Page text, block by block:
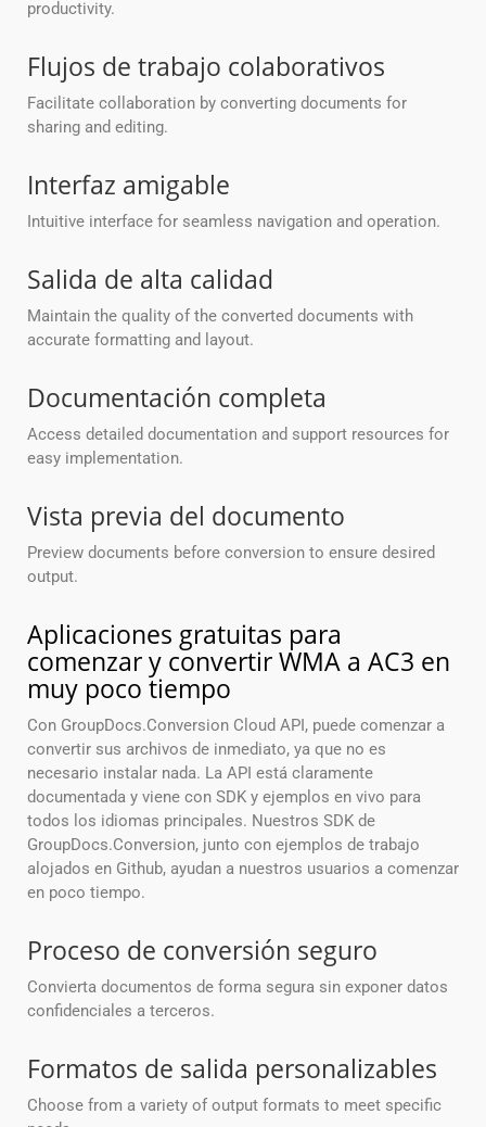
productivity.
Flujos de trabajo colaborativos
Facilitate collaboration by converting documents for
sharing and editing.
Interfaz amigable
Intuitive interface for seamless navigation and operation.
Salida de alta calidad
Maintain the quality of the converted documents with
accurate formatting and layout.
Documentación completa
Access detailed documentation and support resources for
easy implementation.
Vista previa del documento
Preview documents before conversion to ensure desired
output.
Aplicaciones gratuitas para
comenzar y convertir WMA a AC3 en
muy poco tiempo
Con GroupDocs.Conversion Cloud API, puede comenzar a
convertir sus archivos de inmediato, ya que no es
necesario instalar nada. La API está claramente
documentada y viene con SDK y ejemplos en vivo para
todos los idiomas principales. Nuestros SDK de
GroupDocs.Conversion, junto con ejemplos de trabajo
alojados en Github, ayudan a nuestros usuarios a comenzar
en poco tiempo.
Proceso de conversión seguro
Convierta documentos de forma segura sin exponer datos
confidenciales a terceros.
Formatos de salida personalizables
Choose from a variety of output formats to meet specific